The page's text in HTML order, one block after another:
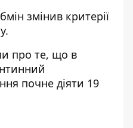
змінив критерії
.
про те, що в
почне діяти 19